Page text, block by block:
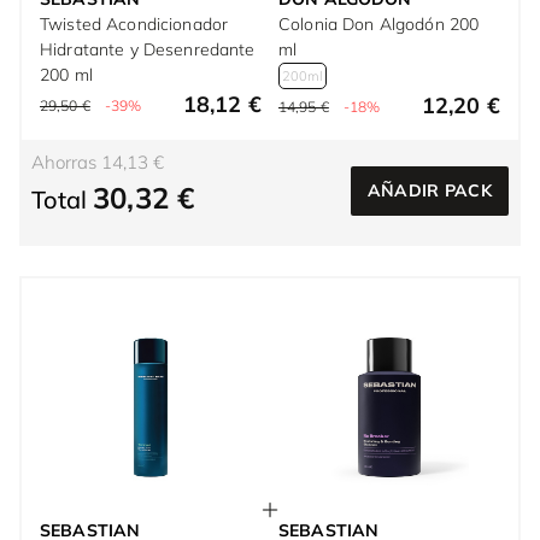
Twisted Acondicionador
Hidratante y Desenredante
200 ml
29,50 € -39% 18,12 €
Colonia Don Algodón 200
ml
200ml
14,95 € -18% 12,20 €
Ahorras 14,13 €
Total 30,32 € AÑADIR PACK
SEBASTIAN SEBASTIAN